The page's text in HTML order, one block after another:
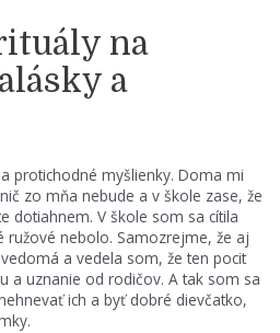
na
a
protichodné myšlienky. Doma mi
zo mňa nebude a v škole zase, že
dotiahnem. V škole som sa cítila
nebolo. Samozrejme, že aj
a vedela som, že ten pocit
a uznanie od rodičov. A tak som sa
ich a byť dobré dievčatko,